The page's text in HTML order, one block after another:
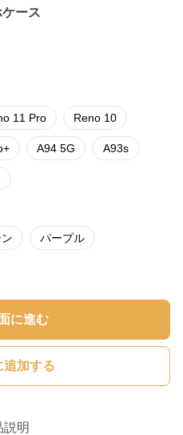
ース
11 Pro Reno 10
A94 5G A93s
パープル
に進む
追加する
説明